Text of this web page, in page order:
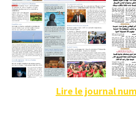
Lire le journal